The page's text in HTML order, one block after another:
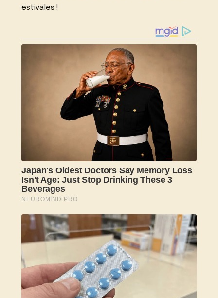
estivales !